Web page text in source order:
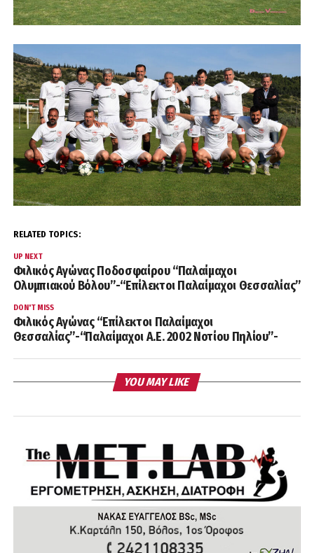
RELATED TOPICS:
UP NEXT
Φιλικός Αγώνας Ποδοσφαίρου “Παλαίμαχοι
Ολυμπιακού Βόλου”-“Επίλεκτοι Παλαίμαχοι Θεσσαλίας”
DON'T MISS
Φιλικός Αγώνας “Επίλεκτοι Παλαίμαχοι
Θεσσαλίας”-“Παλαίμαχοι Α.Ε. 2002 Νοτίου Πηλίου”-
YOU MAY LIKE